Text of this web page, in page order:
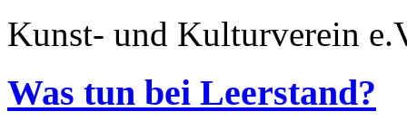
Kunst- und Kulturverein
Was tun bei Leerstand?